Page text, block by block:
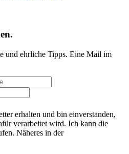
und ehrliche Tipps. Eine Mail im
erhalten und bin einverstanden,
verarbeitet wird. Ich kann die
Näheres in der